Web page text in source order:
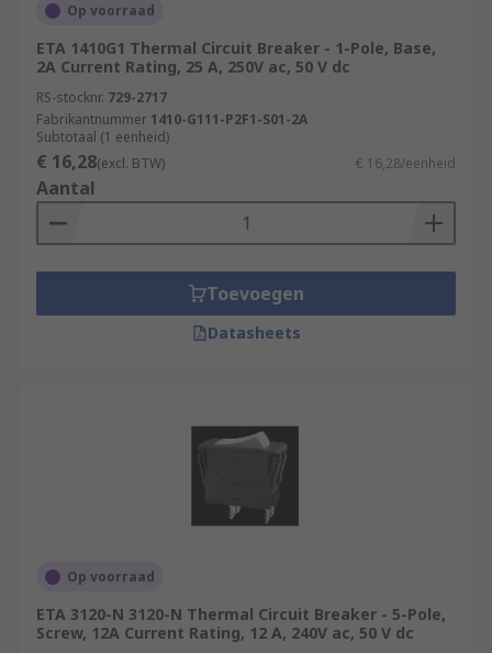
Op voorraad
ETA 1410G1 Thermal Circuit Breaker - 1-Pole, Base,
2A Current Rating, 25 A, 250V ac, 50 V dc
RS-stocknr. 729-2717
Fabrikantnummer 1410-G111-P2F1-S01-2A
Subtotaal (1 eenheid)
€ 16,28(excl. BTW) € 16,28/eenheid
Aantal
Toevoegen
Datasheets
Op voorraad
ETA 3120-N 3120-N Thermal Circuit Breaker - 5-Pole,
Screw, 12A Current Rating, 12 A, 240V ac, 50 V dc